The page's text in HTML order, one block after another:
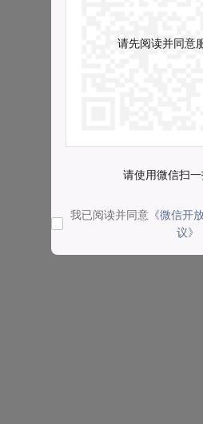
请先阅读并同意
请使用微信扫
我已阅读并同意 《微信开
议》